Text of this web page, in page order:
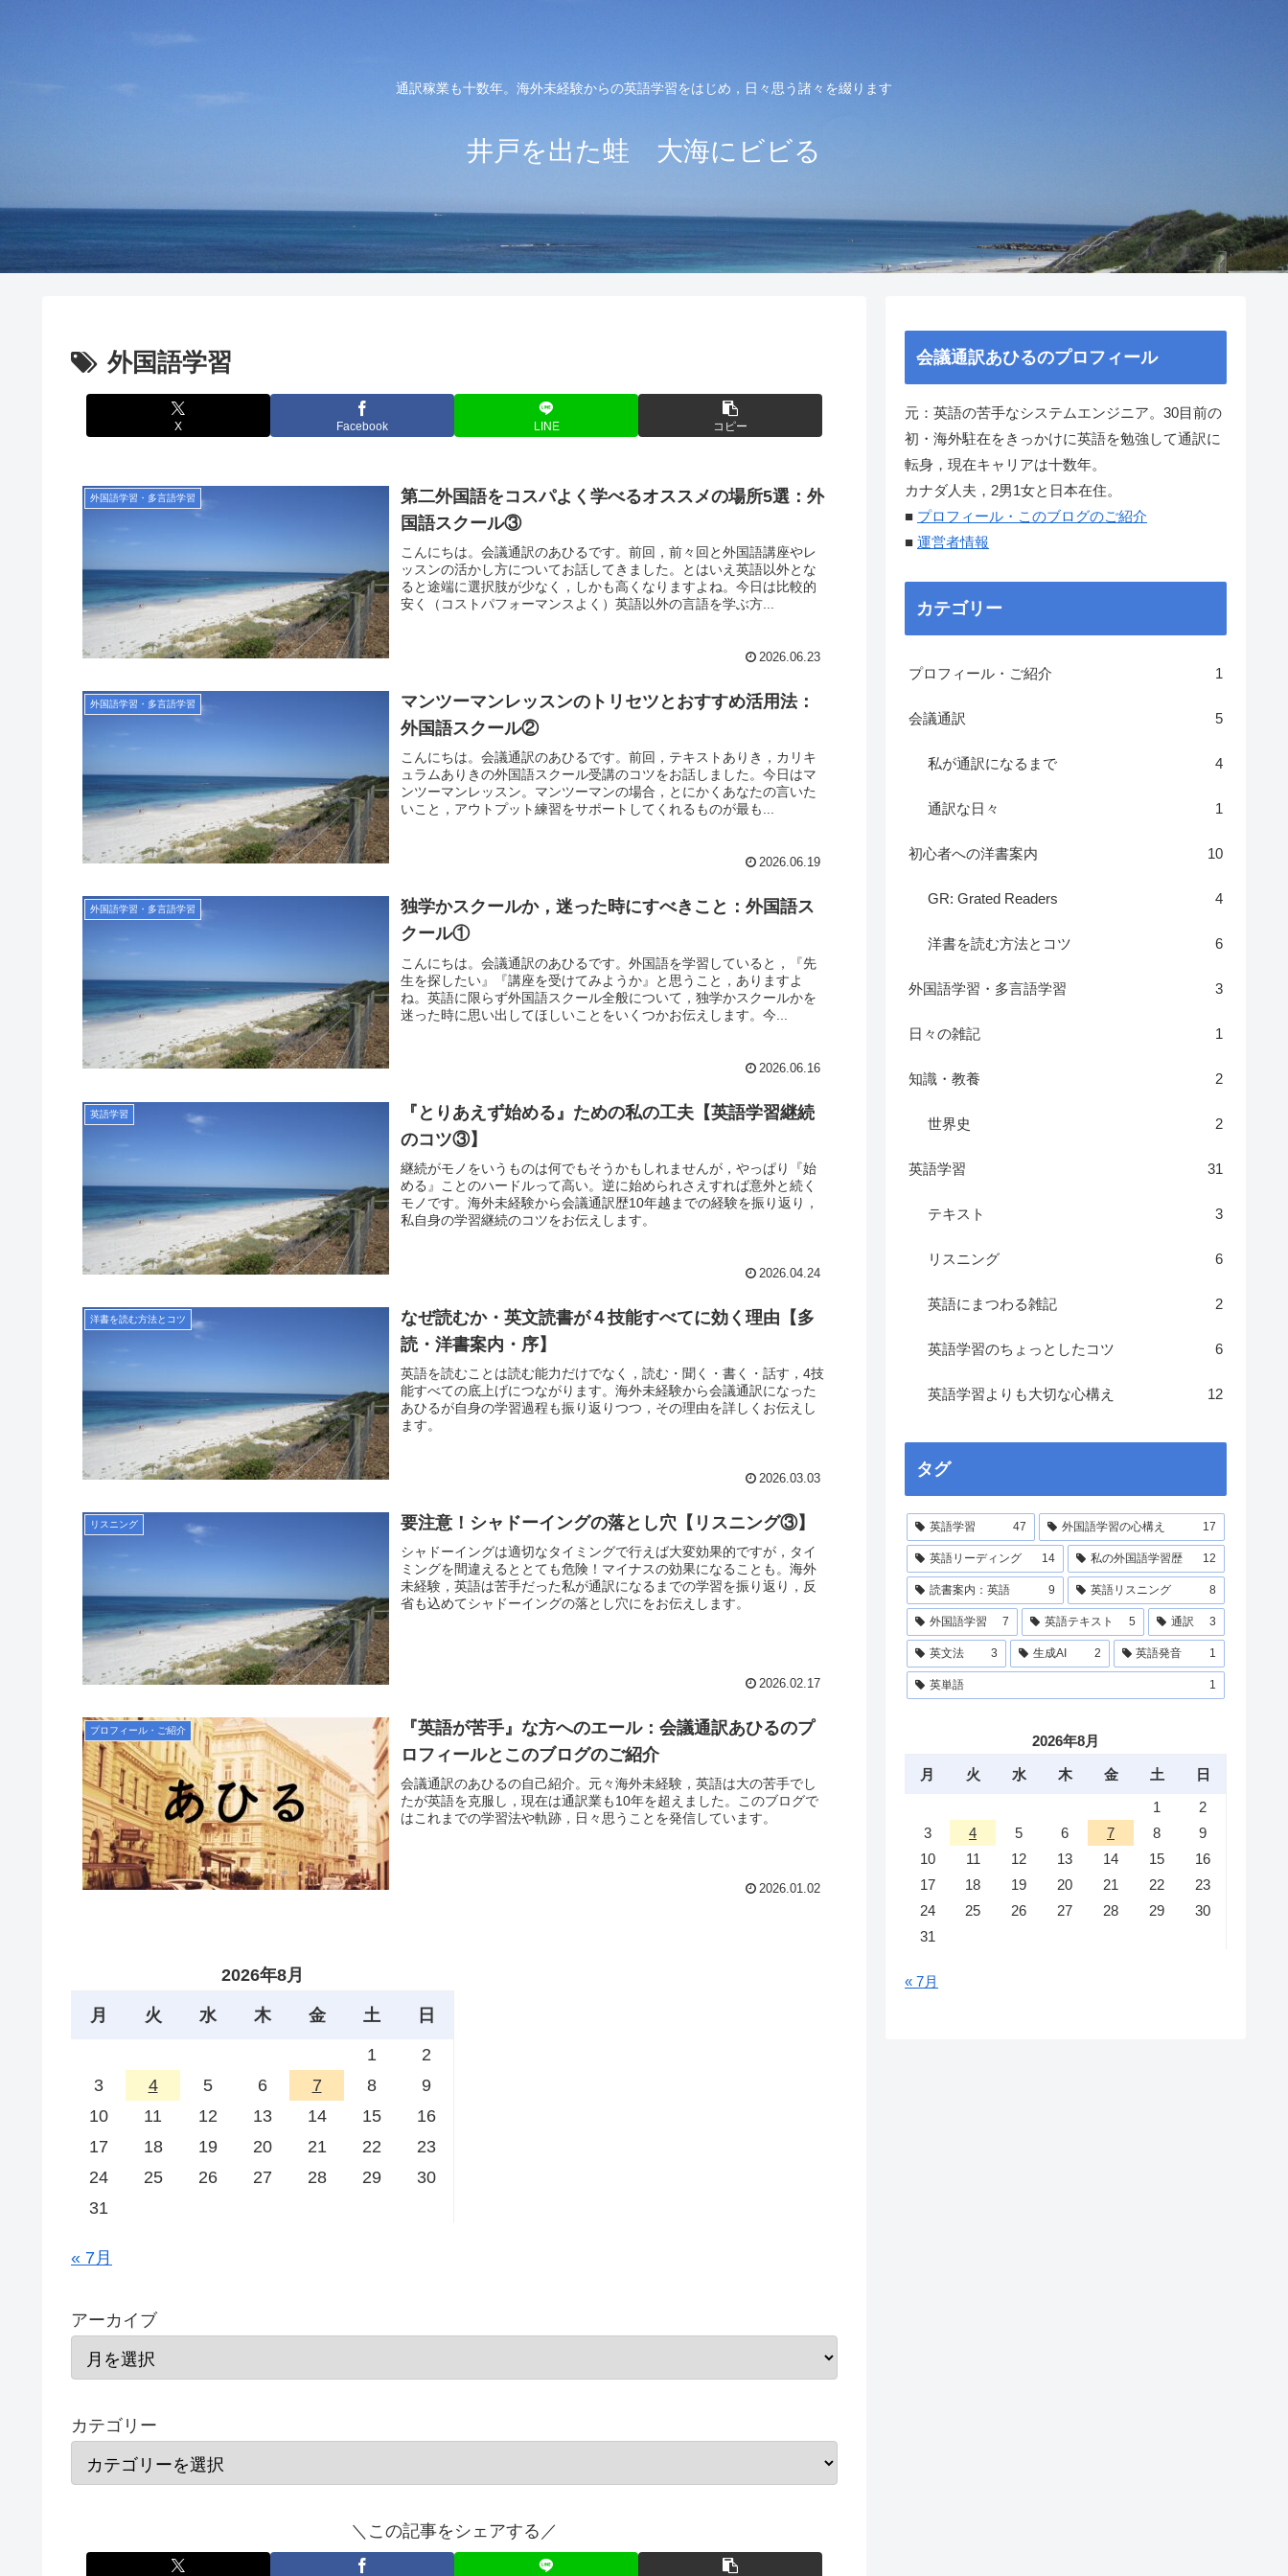
通訳稼業も十数年。海外未経験からの英語学習をはじめ，日々思う諸々を綴ります
井戸を出た蛙 大海にビビる
外国語学習
X Facebook LINE コピー
外国語学習・多言語学習
第二外国語をコスパよく学べるオススメの場所5選：外
国語スクール③
こんにちは。会議通訳のあひるです。前回，前々回と外国語講座やレ
ッスンの活かし方についてお話してきました。とはいえ英語以外とな
ると途端に選択肢が少なく，しかも高くなりますよね。今日は比較的
安く（コストパフォーマンスよく）英語以外の言語を学ぶ方...
2026.06.23
外国語学習・多言語学習
マンツーマンレッスンのトリセツとおすすめ活用法：
外国語スクール②
こんにちは。会議通訳のあひるです。前回，テキストありき，カリキ
ュラムありきの外国語スクール受講のコツをお話しました。今日はマ
ンツーマンレッスン。マンツーマンの場合，とにかくあなたの言いた
いこと，アウトプット練習をサポートしてくれるものが最も...
2026.06.19
外国語学習・多言語学習
独学かスクールか，迷った時にすべきこと：外国語ス
クール①
こんにちは。会議通訳のあひるです。外国語を学習していると，『先
生を探したい』『講座を受けてみようか』と思うこと，ありますよ
ね。英語に限らず外国語スクール全般について，独学かスクールかを
迷った時に思い出してほしいことをいくつかお伝えします。今...
2026.06.16
英語学習
『とりあえず始める』ための私の工夫【英語学習継続
のコツ③】
継続がモノをいうものは何でもそうかもしれませんが，やっぱり『始
める』ことのハードルって高い。逆に始められさえすれば意外と続く
モノです。海外未経験から会議通訳歴10年越までの経験を振り返り，
私自身の学習継続のコツをお伝えします。
2026.04.24
洋書を読む方法とコツ
なぜ読むか・英文読書が４技能すべてに効く理由【多
読・洋書案内・序】
英語を読むことは読む能力だけでなく，読む・聞く・書く・話す，4技
能すべての底上げにつながります。海外未経験から会議通訳になった
あひるが自身の学習過程も振り返りつつ，その理由を詳しくお伝えし
ます。
2026.03.03
リスニング 要注意！シャドーイングの落とし穴【リスニング③】
シャドーイングは適切なタイミングで行えば大変効果的ですが，タイ
ミングを間違えるととても危険！マイナスの効果になることも。海外
未経験，英語は苦手だった私が通訳になるまでの学習を振り返り，反
省も込めてシャドーイングの落とし穴にをお伝えします。
2026.02.17
プロフィール・ご紹介
『英語が苦手』な方へのエール：会議通訳あひるのプ
ロフィールとこのブログのご紹介
会議通訳のあひるの自己紹介。元々海外未経験，英語は大の苦手でし
たが英語を克服し，現在は通訳業も10年を超えました。このブログで
はこれまでの学習法や軌跡，日々思うことを発信しています。
2026.01.02
2026年8月
月 火 水 木 金 土 日
1
2
3
4 5 6 7 8
9
10
11 12 13 14 15
16
17
18 19 20 21 22
23
24
25 26 27 28 29
30
31
« 7月
アーカイブ
カテゴリー
＼この記事をシェアする／
会議通訳あひるのプロフィール
元：英語の苦手なシステムエンジニア。30目前の
初・海外駐在をきっかけに英語を勉強して通訳に
転身，現在キャリアは十数年。
カナダ人夫，2男1女と日本在住。
■ プロフィール・このブログのご紹介
■ 運営者情報
カテゴリー
プロフィール・ご紹介 1
会議通訳 5
私が通訳になるまで 4
通訳な日々 1
初心者への洋書案内 10
GR: Grated Readers 4
洋書を読む方法とコツ 6
外国語学習・多言語学習 3
日々の雑記 1
知識・教養 2
世界史 2
英語学習 31
テキスト 3
リスニング 6
英語にまつわる雑記 2
英語学習のちょっとしたコツ 6
英語学習よりも大切な心構え 12
タグ
英語学習 47 外国語学習の心構え 17
英語リーディング 14 私の外国語学習歴 12
読書案内：英語 9 英語リスニング 8
外国語学習 7 英語テキスト 5 通訳 3
英文法 3 生成AI 2 英語発音 1
英単語 1
2026年8月
月 火 水 木 金 土
日
1
2
3
4 5 6 7 8
9
10
11 12 13 14 15
16
17
18 19 20 21 22
23
24
25 26 27 28 29
30
31
« 7月